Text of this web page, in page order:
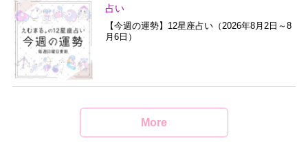
占い
【今週の運勢】12星座占い（2026年8月2日～8
月6日）
More